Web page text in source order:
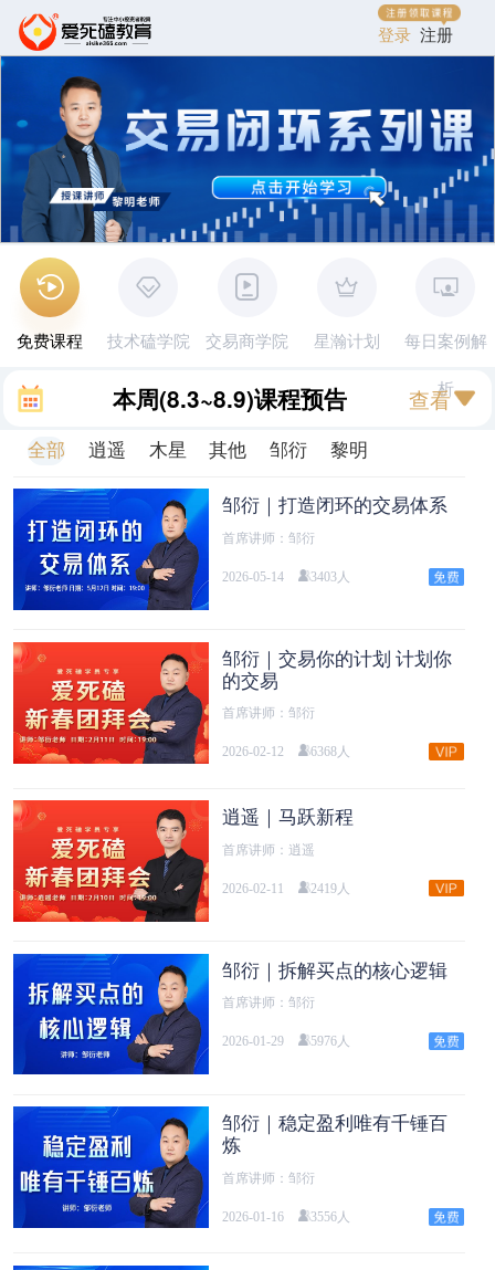
登录 注册
免费课程 技术磕学院 交易商学院 星瀚计划 每日案例解
析
本周(8.3~8.9)课程预告 查看
全部 逍遥 木星 其他 邹衍 黎明
邹衍｜打造闭环的交易体系
首席讲师：邹衍
2026-05-14 3403人
邹衍｜交易你的计划 计划你
的交易
首席讲师：邹衍
2026-02-12 6368人
逍遥｜马跃新程
首席讲师：逍遥
2026-02-11 2419人
邹衍｜拆解买点的核心逻辑
首席讲师：邹衍
2026-01-29 5976人
邹衍｜稳定盈利唯有千锤百
炼
首席讲师：邹衍
2026-01-16 3556人